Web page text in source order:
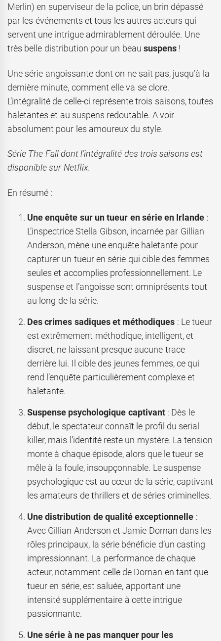
Merlin) en superviseur de la police, un brin dépassé
par les événements et tous les autres acteurs qui
servent une intrigue admirablement déroulée. Une
très belle distribution pour un beau suspens!
Une série angoissante dont on ne sait pas, jusqu’à la
dernière minute, comment elle va se clore.
L’intégralité de celle-ci représente trois saisons, toutes
haletantes et au suspens redoutable. A voir
absolument pour les amoureux du style.
Série The Fall dont l’intégralité des trois saisons est
disponible sur Netflix.
En résumé :
Une enquête sur un tueur en série en Irlande :
L’inspectrice Stella Gibson, incarnée par Gillian
Anderson, mène une enquête haletante pour
capturer un tueur en série qui cible des femmes
seules et accomplies professionnellement. Le
suspense et l’angoisse sont omniprésents tout
au long de la série.
Des crimes sadiques et méthodiques : Le tueur
est extrêmement méthodique, intelligent, et
discret, ne laissant presque aucune trace
derrière lui. Il cible des jeunes femmes, ce qui
rend l’enquête particulièrement complexe et
haletante.
Suspense psychologique captivant: Dès le
début, le spectateur connaît le profil du serial
killer, mais l’identité reste un mystère. La tension
monte à chaque épisode, alors que le tueur se
mêle à la foule, insoupçonnable. Le suspense
psychologique est au cœur de la série, captivant
les amateurs de thrillers et de séries criminelles.
Une distribution de qualité exceptionnelle :
Avec Gillian Anderson et Jamie Dornan dans les
rôles principaux, la série bénéficie d’un casting
impressionnant. La performance de chaque
acteur, notamment celle de Dornan en tant que
tueur en série, est saluée, apportant une
intensité supplémentaire à cette intrigue
passionnante.
Une série à ne pas manquer pour les